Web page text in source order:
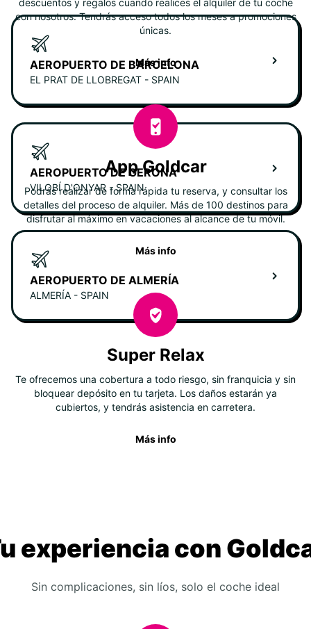
AEROPUERTO DE BARCELONA
EL PRAT DE LLOBREGAT - SPAIN
AEROPUERTO DE GERONA
VILOBÍ D'ONYAR - SPAIN
AEROPUERTO DE ALMERÍA
ALMERÍA - SPAIN
descuentos y regalos cuando realices el alquiler de tu coche
con nosotros. Tendrás acceso todos los meses a promociones
únicas.
Más info
App Goldcar
Podrás realizar de forma rápida tu reserva, y consultar los
detalles del proceso de alquiler. Más de 100 destinos para
disfrutar al máximo en vacaciones al alcance de tu móvil.
Más info
Super Relax
Te ofrecemos una cobertura a todo riesgo, sin franquicia y sin
bloquear depósito en tu tarjeta. Los daños estarán ya
cubiertos, y tendrás asistencia en carretera.
Más info
experiencia con
Sin complicaciones, sin líos, solo el coche ideal